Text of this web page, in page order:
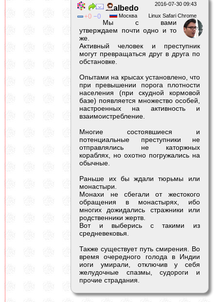
2016-07-30 09:43
Linux Safari Chrome
Москва
0 0
albedо
Мы с вами
утверждаем почти одно и то
же.
Активный человек и преступник
могут превращаться друг в друга по
обстановке.
Опытами на крысах установлено, что
при превышении порога плотности
населения (при скудной кормовой
базе) появляется множество особей,
настроенных на активность и
взаимоистребление.
Многие состоявшиеся и
потенциальные преступники не
отправлялись не каторжных
кораблях, но охотно погружались на
обычные.
Раньше их бы ждали тюрьмы или
монастыри.
Монахи не сбегали от жестокого
обращения в монастырях, ибо
многих дожидались стражники или
родственники жертв.
Вот и выберись с такими из
средневековья.
Также существует путь смирения. Во
время очередного голода в Индии
иоги умирали, отключив у себя
желудочные спазмы, судороги и
прочие страдания.